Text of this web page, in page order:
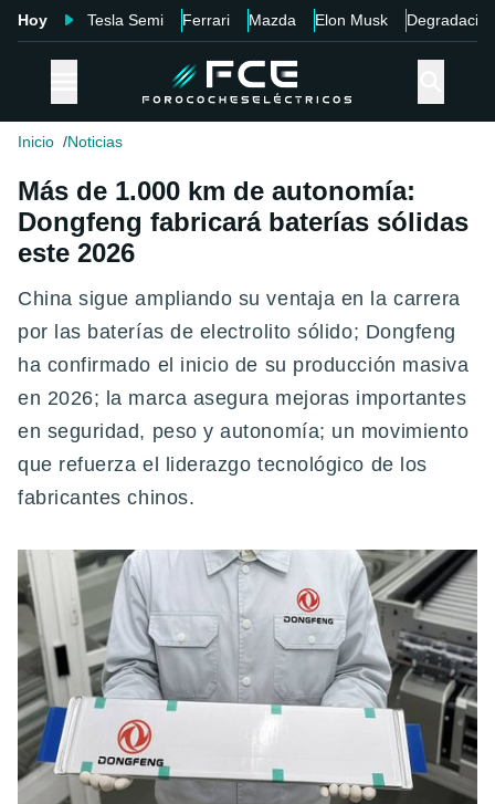
Hoy Tesla Semi Ferrari Mazda Elon Musk Degradación
Inicio Noticias
Más de 1.000 km de autonomía:
Dongfeng fabricará baterías sólidas
este 2026
China sigue ampliando su ventaja en la carrera
por las baterías de electrolito sólido; Dongfeng
ha confirmado el inicio de su producción masiva
en 2026; la marca asegura mejoras importantes
en seguridad, peso y autonomía; un movimiento
que refuerza el liderazgo tecnológico de los
fabricantes chinos.